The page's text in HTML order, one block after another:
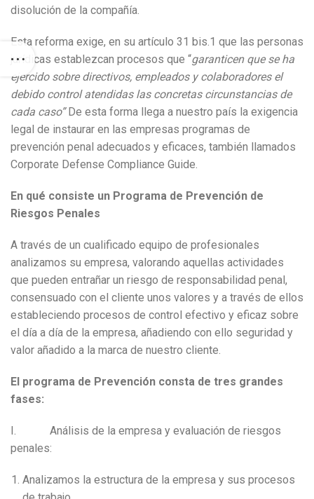
disolución de la compañía.
Esta reforma exige, en su artículo 31 bis.1 que las personas
jurídicas establezcan procesos que “garanticen que se ha
ejercido sobre directivos, empleados y colaboradores el
debido control atendidas las concretas circunstancias de
cada caso”De esta forma llega a nuestro país la exigencia
legal de instaurar en las empresas programas de
prevención penal adecuados y eficaces, también llamados
Corporate Defense Compliance Guide.
En qué consiste un Programa de Prevención de
Riesgos Penales
A través de un cualificado equipo de profesionales
analizamos su empresa, valorando aquellas actividades
que pueden entrañar un riesgo de responsabilidad penal,
consensuado con el cliente unos valores y a través de ellos
estableciendo procesos de control efectivo y eficaz sobre
el día a día de la empresa, añadiendo con ello seguridad y
valor añadido a la marca de nuestro cliente.
El programa de Prevención consta de tres grandes
fases:
I. Análisis de la empresa y evaluación de riesgos
penales:
Analizamos la estructura de la empresa y sus procesos